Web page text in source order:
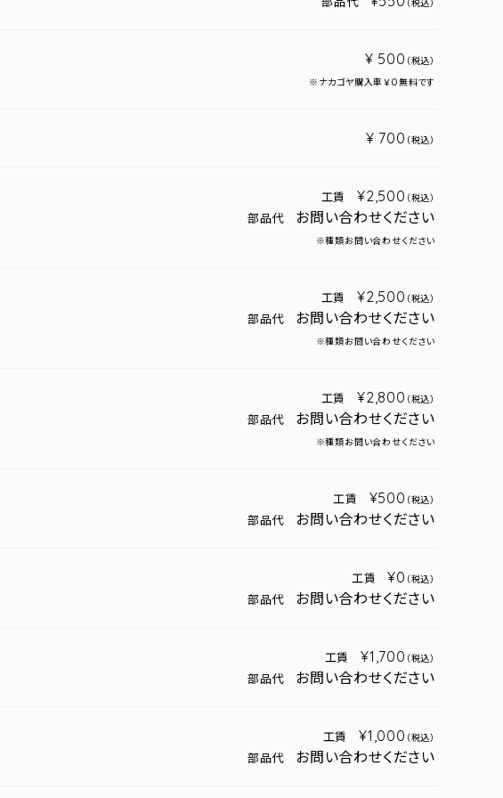
（税込）
¥ 500 （税込）
※ナカゴヤ購入車￥０無料です
¥ 700 （税込）
工賃 ¥2,500 （税込）
部品代 お問い合わせください
※種類お問い合わせください
工賃 ¥2,500 （税込）
部品代 お問い合わせください
※種類お問い合わせください
工賃 ¥2,800 （税込）
部品代 お問い合わせください
※種類お問い合わせください
工賃 ¥500 （税込）
部品代 お問い合わせください
工賃 ¥0 （税込）
部品代 お問い合わせください
工賃 ¥1,700 （税込）
部品代 お問い合わせください
工賃 ¥1,000 （税込）
部品代 お問い合わせください